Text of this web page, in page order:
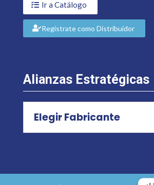
Ir a Catálogo
Regístrate como Distribuidor
Alianzas Estratégicas
Elegir Fabricante